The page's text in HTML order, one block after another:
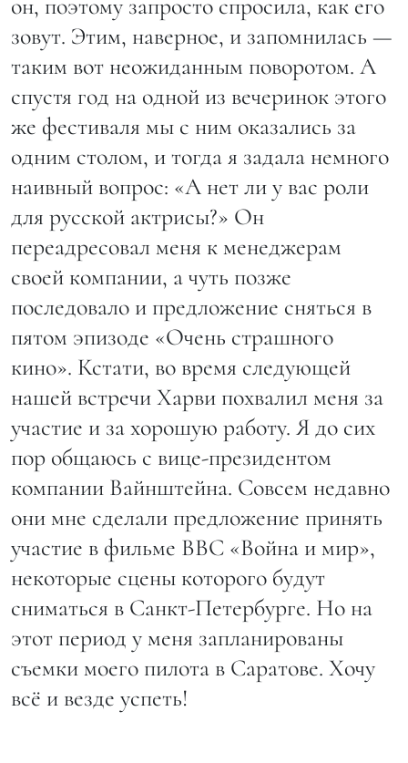
он, поэтому запросто спросила, как его
зовут. Этим, наверное, и запомнилась —
таким вот неожиданным поворотом. А
спустя год на одной из вечеринок этого
же фестиваля мы с ним оказались за
одним столом, и тогда я задала немного
наивный вопрос: «А нет ли у вас роли
для русской актрисы?» Он
переадресовал меня к менеджерам
своей компании, а чуть позже
последовало и предложение сняться в
пятом эпизоде «Очень страшного
кино». Кстати, во время следующей
нашей встречи Харви похвалил меня за
участие и за хорошую работу. Я до сих
пор общаюсь с вице-президентом
компании Вайнштейна. Совсем недавно
они мне сделали предложение принять
участие в фильме BBC «Война и мир»,
некоторые сцены которого будут
сниматься в Санкт-Петербурге. Но на
этот период у меня запланированы
съемки моего пилота в Саратове. Хочу
всё и везде успеть!